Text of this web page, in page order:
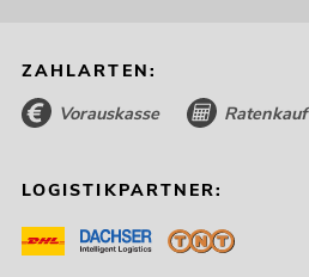
ZAHLARTEN:
Vorauskasse Ratenkauf
LOGISTIKPARTNER: